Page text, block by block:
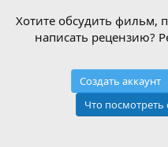
Хотите обсудить фильм,
написать рецензию?
Создать аккаунт
Что посмотреть